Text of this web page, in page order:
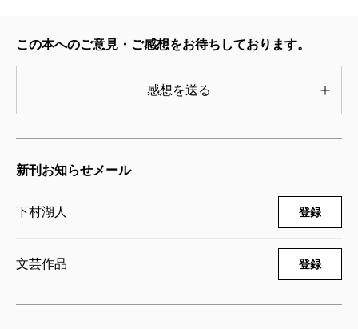
この本へのご意見・ご感想をお待ちしております。
感想を送る
新刊お知らせメール
下村湖人 登録
文芸作品 登録